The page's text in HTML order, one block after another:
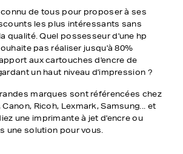
de tous pour proposer à ses
les plus intéressants sans
qualité. Quel possesseur d'une hp
pas réaliser jusqu'à 80%
aux cartouches d'encre de
un haut niveau d'impression ?
marques sont référencées chez
Canon, Ricoh, Lexmark, Samsung... et
une imprimante à jet d'encre ou
une solution pour vous.